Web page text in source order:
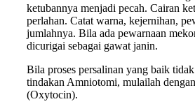
ketubannya menjadi pecah. Cairan
perlahan. Catat warna, kejernihan,
jumlahnya. Bila ada pewarnaan
dicurigai sebagai gawat janin.
Bila proses persalinan yang baik
tindakan Amniotomi, mulailah
(Oxytocin).